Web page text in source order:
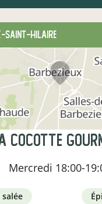
Saint-Hilaire
cocotte
Mercredi 18:00-
salée